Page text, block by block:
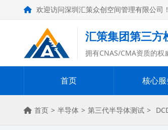
欢迎访问深圳汇策众创空间管理有限公司！
汇策集团第三方
拥有CNAS/CMA资质的权
首页 核心
首页 > 半导体 > 第三代半导体测试 >